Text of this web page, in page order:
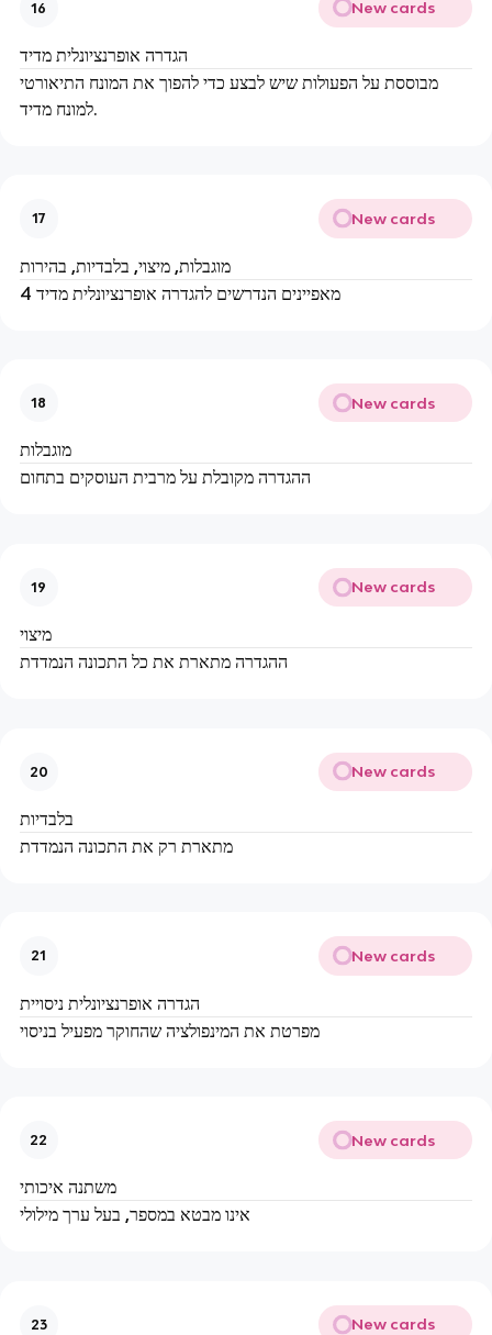
16 New cards
הגדרה אופרנציונלית מדיד
מבוססת על הפעולות שיש לבצע כדי להפוך את המונח התיאורטי
למונח מדיד.
17 New cards
מוגבלות, מיצוי, בלבדיות, בהירות
4 מאפיינים הנדרשים להגדרה אופרנציונלית מדיד
18 New cards
מוגבלות
ההגדרה מקובלת על מרבית העוסקים בתחום
19 New cards
מיצוי
ההגדרה מתארת את כל התכונה הנמדדת
20 New cards
בלבדיות
מתארת רק את התכונה הנמדדת
21 New cards
הגדרה אופרנציונלית ניסויית
מפרטת את המינפולציה שהחוקר מפעיל בניסוי
22 New cards
משתנה איכותי
אינו מבטא במספר, בעל ערך מילולי
23 New cards